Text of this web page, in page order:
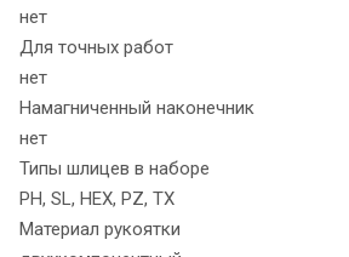
нет
Для точных работ
нет
Намагниченный наконечник
нет
Типы шлицев в наборе
PH, SL, HEX, PZ, TX
Материал рукоятки